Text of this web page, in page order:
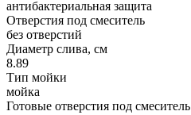
антибактериальная защита
Отверстия под смеситель
без отверстий
Диаметр слива, см
8.89
Тип мойки
мойка
Готовые отверстия под смеситель